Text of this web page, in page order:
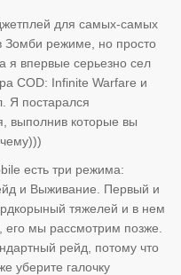
для самых-самых
Зомби режиме, но просто
я впервые серьезно сел
COD: Infinite Warfare и
Я постарался
выполнив которые вы
есть три режима:
и Выживание. Первый и
тяжелей и в нем
его мы рассмотрим позже.
рейд, потому что
уберите галочку